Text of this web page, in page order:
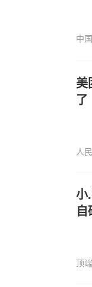
中
美
了
人
小
顶